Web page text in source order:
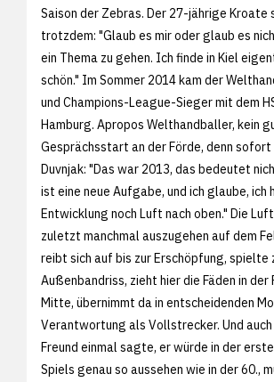
Saison der Zebras. Der 27-jährige Kroate
trotzdem: "Glaub es mir oder glaub es
ein Thema zu gehen. Ich finde in Kiel
schön." Im Sommer 2014 kam der
und Champions-League-Sieger mit dem
Hamburg. Apropos Welthandballer, kein
Gesprächsstart an der Förde, denn
Duvnjak: "Das war 2013, das bedeutet
ist eine neue Aufgabe, und ich glaube, ich
Entwicklung noch Luft nach oben." Die
zuletzt manchmal auszugehen auf dem
reibt sich auf bis zur Erschöpfung,
Außenbandriss, zieht hier die Fäden in der
Mitte, übernimmt da in entscheidenden
Verantwortung als Vollstrecker. Und auch
Freund einmal sagte, er würde in der
Spiels genau so aussehen wie in der 60.,